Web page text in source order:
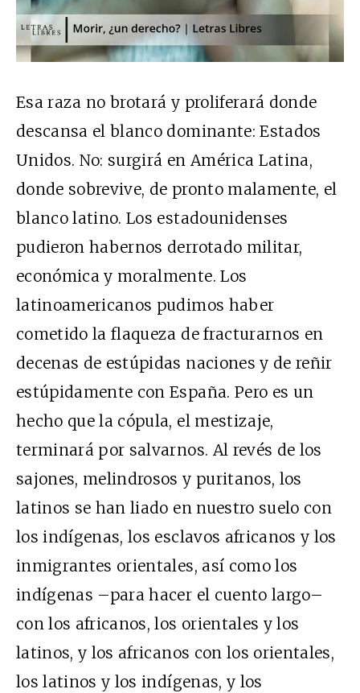
Esa raza no brotará y proliferará donde
descansa el blanco dominante: Estados
Unidos. No: surgirá en América Latina,
donde sobrevive, de pronto malamente, el
blanco latino. Los estadounidenses
pudieron habernos derrotado militar,
económica y moralmente. Los
latinoamericanos pudimos haber
cometido la flaqueza de fracturarnos en
decenas de estúpidas naciones y de reñir
estúpidamente con España. Pero es un
hecho que la cópula, el mestizaje,
terminará por salvarnos. Al revés de los
sajones, melindrosos y puritanos, los
latinos se han liado en nuestro suelo con
los indígenas, los esclavos africanos y los
inmigrantes orientales, así como los
indígenas –para hacer el cuento largo–
con los africanos, los orientales y los
latinos, y los africanos con los orientales,
los latinos y los indígenas, y los